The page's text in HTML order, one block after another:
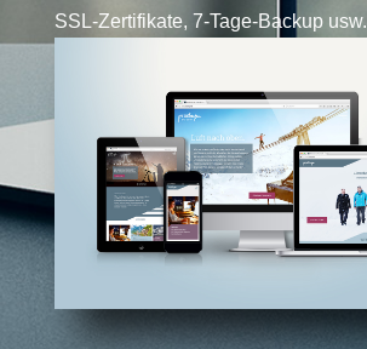
SSL-Zertifikate, 7-Tage-Backup usw.